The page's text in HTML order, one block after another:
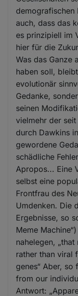
demografischen
auch, dass das
es prinzipiell im
hier für die
Was das Ganze
haben soll,
evolutionär
Gedanke,
seinen
vielmehr der
durch Dawkins
gewordene
schädliche
Apropos... Eine
selbst eine
Frontfrau des
Umdenken. Die
Ergebnisse, so
Meme
nahelegen,
rather than viral
genes“ Aber,
from our
Antwort: